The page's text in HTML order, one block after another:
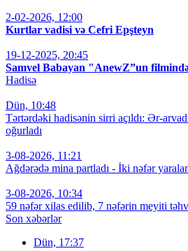
2-02-2026, 12:00
Kurtlar vadisi və Cefri Epşteyn
19-12-2025, 20:45
Samvel Babayan "AnewZ”un
Hadisə
Dün, 10:48
Tərtərdəki hadisənin sirri açıldı: Ər-
oğurladı
3-08-2026, 11:21
Ağdərədə mina partladı - İki nəfər
3-08-2026, 10:34
59 nəfər xilas edilib, 7 nəfərin meyiti
Son xəbərlər
Dün, 17:37